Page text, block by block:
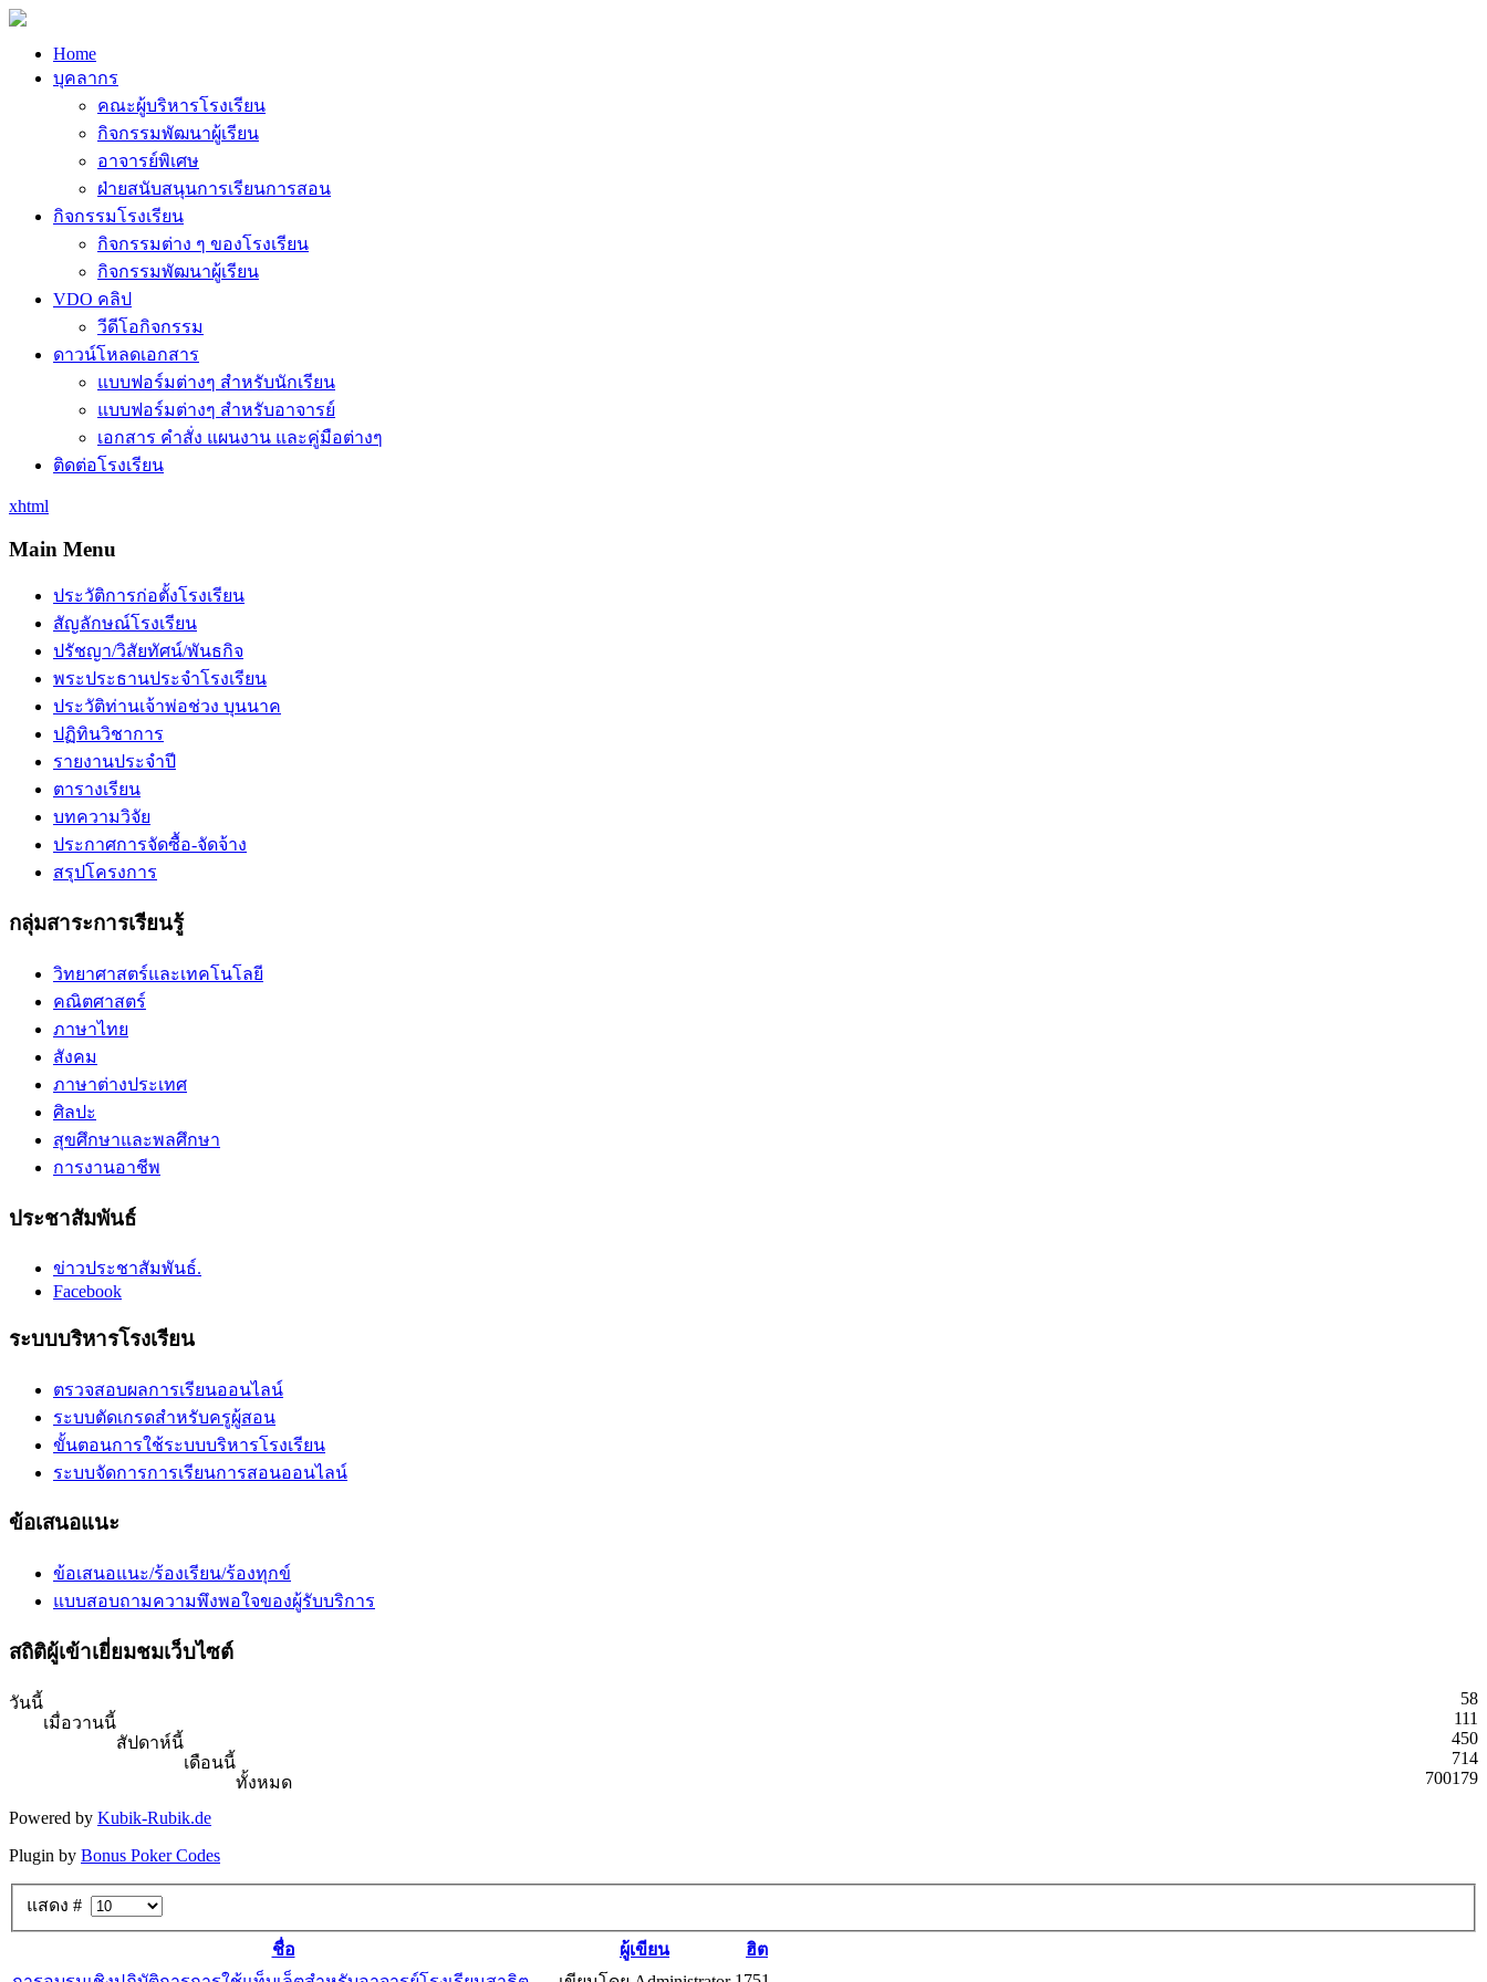
Home
บุคลากร
คณะผู้บริหารโรงเรียน
กิจกรรมพัฒนาผู้เรียน
อาจารย์พิเศษ
ฝ่ายสนับสนุนการเรียนการสอน
กิจกรรมโรงเรียน
กิจกรรมต่าง ๆ ของโรงเรียน
กิจกรรมพัฒนาผู้เรียน
VDO คลิป
วีดีโอกิจกรรม
ดาวน์โหลดเอกสาร
แบบฟอร์มต่างๆ สำหรับนักเรียน
แบบฟอร์มต่างๆ สำหรับอาจารย์
เอกสาร คำสั่ง แผนงาน และคู่มือต่างๆ
ติดต่อโรงเรียน
xhtml
Main Menu
ประวัติการก่อตั้งโรงเรียน
สัญลักษณ์โรงเรียน
ปรัชญา/วิสัยทัศน์/พันธกิจ
พระประธานประจำโรงเรียน
ประวัติท่านเจ้าพ่อช่วง บุนนาค
ปฏิทินวิชาการ
รายงานประจำปี
ตารางเรียน
บทความวิจัย
ประกาศการจัดซื้อ-จัดจ้าง
สรุปโครงการ
กลุ่มสาระการเรียนรู้
วิทยาศาสตร์และเทคโนโลยี
คณิตศาสตร์
ภาษาไทย
สังคม
ภาษาต่างประเทศ
ศิลปะ
สุขศึกษาและพลศึกษา
การงานอาชีพ
ประชาสัมพันธ์
ข่าวประชาสัมพันธ์.
Facebook
ระบบบริหารโรงเรียน
ตรวจสอบผลการเรียนออนไลน์
ระบบตัดเกรดสำหรับครูผู้สอน
ขั้นตอนการใช้ระบบบริหารโรงเรียน
ระบบจัดการการเรียนการสอนออนไลน์
ข้อเสนอแนะ
ข้อเสนอแนะ/ร้องเรียน/ร้องทุกข์
แบบสอบถามความพึงพอใจของผู้รับบริการ
สถิติผู้เข้าเยี่ยมชมเว็บไซต์
วันนี้
58
เมื่อวานนี้
111
สัปดาห์นี้
450
เดือนนี้
714
ทั้งหมด
700179
Powered by Kubik-Rubik.de
Plugin by Bonus Poker Codes
แสดง #
ชื่อ ผู้เขียน
ฮิต